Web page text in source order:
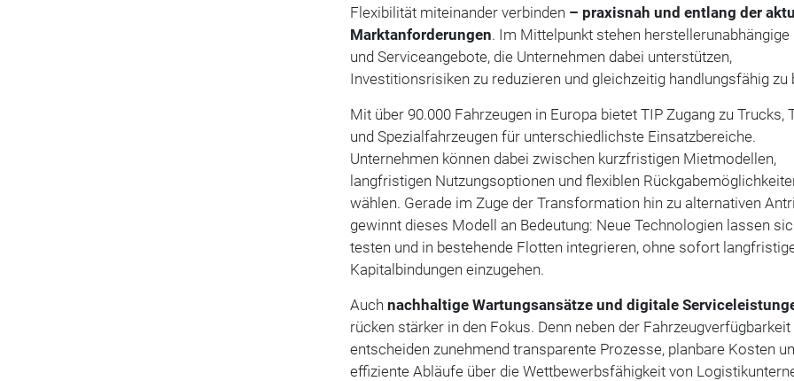
Flexibilität miteinander verbinden – praxisnah und entlang der
Marktanforderungen. Im Mittelpunkt stehen herstellerunabhängige
und Serviceangebote, die Unternehmen dabei unterstützen,
Investitionsrisiken zu reduzieren und gleichzeitig handlungsfähig zu
Mit über 90.000 Fahrzeugen in Europa bietet TIP Zugang zu Trucks,
und Spezialfahrzeugen für unterschiedlichste Einsatzbereiche.
Unternehmen können dabei zwischen kurzfristigen Mietmodellen,
langfristigen Nutzungsoptionen und flexiblen
wählen. Gerade im Zuge der Transformation hin zu alternativen
gewinnt dieses Modell an Bedeutung: Neue Technologien lassen
testen und in bestehende Flotten integrieren, ohne sofort
Kapitalbindungen einzugehen.
Auch nachhaltige Wartungsansätze und digitale
rücken stärker in den Fokus. Denn neben der Fahrzeugverfügbarkeit
entscheiden zunehmend transparente Prozesse, planbare Kosten
effiziente Abläufe über die Wettbewerbsfähigkeit von